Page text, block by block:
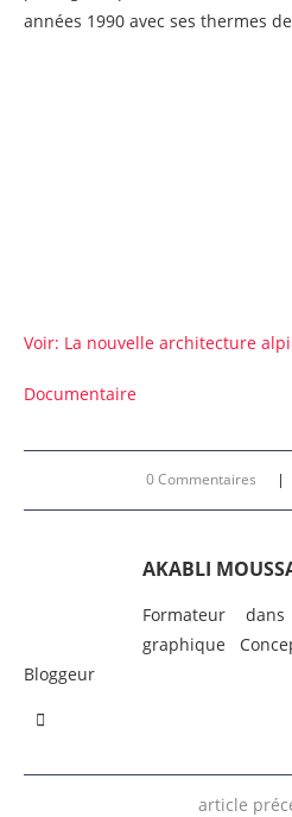
années 1990 avec ses thermes
Voir: La nouvelle architecture
Documentaire
0 Commentaires
AKABLI
Formateur
graphique
Bloggeur
article